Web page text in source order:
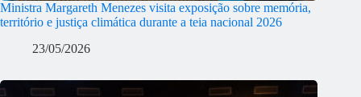
Ministra Margareth Menezes visita exposição sobre memória,
território e justiça climática durante a teia nacional 2026
23/05/2026